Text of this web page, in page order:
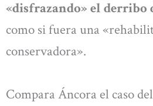
«disfrazando» el derribo
como si fuera una
conservadora».
Compara Áncora el caso